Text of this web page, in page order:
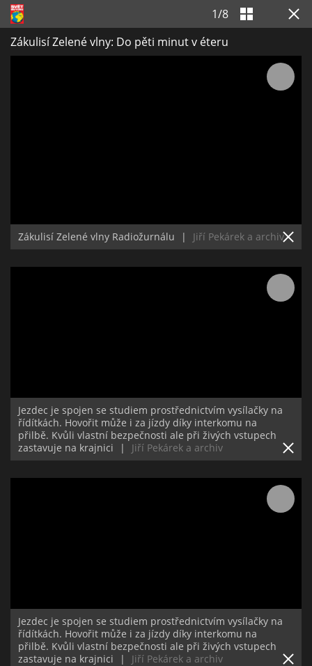
1/8
Zákulisí Zelené vlny: Do pěti minut v éteru
Zákulisí Zelené vlny Radiožurnálu | Jiří Pekárek a archiv
Jezdec je spojen se studiem prostřednictvím vysílačky na
řídítkách. Hovořit může i za jízdy díky interkomu na
přilbě. Kvůli vlastní bezpečnosti ale při živých vstupech
zastavuje na krajnici
| Jiří Pekárek a archiv
Jezdec je spojen se studiem prostřednictvím vysílačky na
řídítkách. Hovořit může i za jízdy díky interkomu na
přilbě. Kvůli vlastní bezpečnosti ale při živých vstupech
zastavuje na krajnici
| Jiří Pekárek a archiv